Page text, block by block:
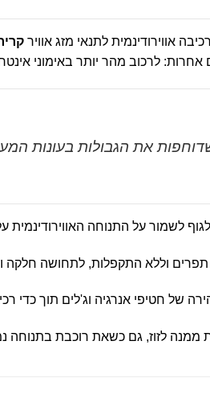
את הגבולות בעונות
לשמור על התנוחה האווירודינמית
וללא התקפלות, לתחושה חלקה
של חטיפי אנרגיה וג'לים תוך כדי
לזוז, גם כשאת רוכבת בתנוחה